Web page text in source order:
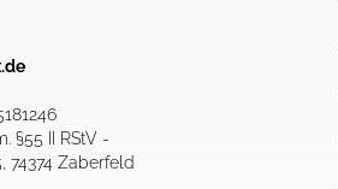
§55 II RStV -
74374 Zaberfeld